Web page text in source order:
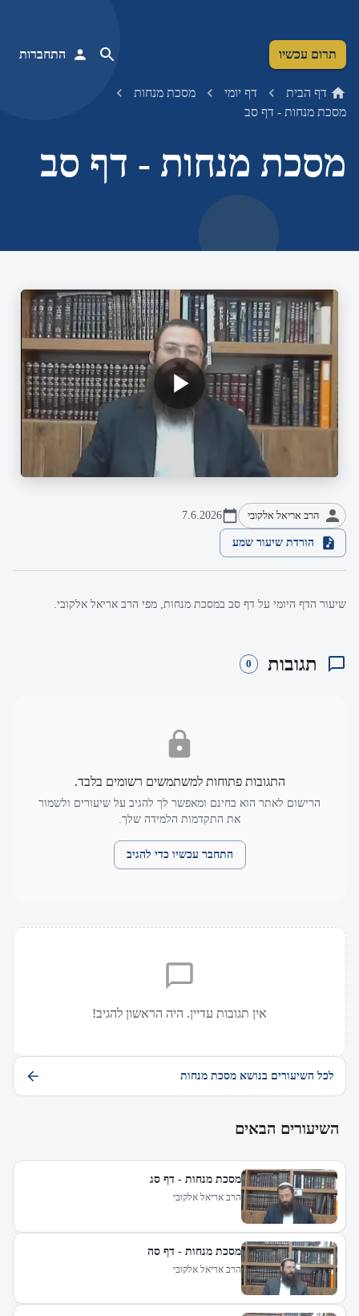
תרום עכשיו התחברות
דף הבית דף יומי
מסכת מנחות
מסכת מנחות - דף סב
מסכת מנחות - דף סב
הרב אריאל אלקובי 7.6.2026
הורדת שיעור שמע
שיעור הדף היומי על דף סב במסכת מנחות, מפי הרב אריאל אלקובי.
תגובות 0
התגובות פתוחות למשתמשים רשומים בלבד.
הרישום לאתר הוא בחינם ומאפשר לך להגיב על שיעורים ולשמור
את התקדמות הלמידה שלך.
התחבר עכשיו כדי להגיב
אין תגובות עדיין. היה הראשון להגיב!
לכל השיעורים בנושא מסכת מנחות
השיעורים הבאים
מסכת מנחות - דף סג
הרב אריאל אלקובי
מסכת מנחות - דף סה
הרב אריאל אלקובי